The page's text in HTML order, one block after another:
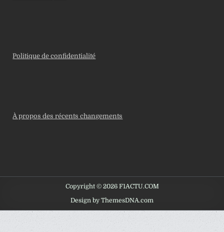
Politique de confidentialité
À propos des récents changements
Copyright © 2026 F1ACTU.COM
Design by ThemesDNA.com